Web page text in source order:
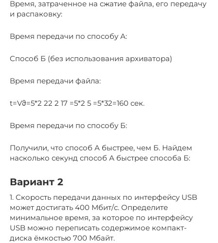
Время, затраченное на сжатие файла, его передачу
и распаковку:
Время передачи по способу А:
Способ Б (без использования архиватора)
Время передачи файла:
t=Vϑ=5*2 22 2 17 =5*2 5 =5*32=160 сек.
Время передачи по способу Б:
Получили, что способ А быстрее, чем Б. Найдем
насколько секунд способ А быстрее способа Б:
Вариант 2
1. Скорость передачи данных по интерфейсу USB
может достигать 400 Мбит/с. Определите
минимальное время, за которое по интерфейсу
USB можно переписать содержимое компакт-
диска ёмкостью 700 Мбайт.